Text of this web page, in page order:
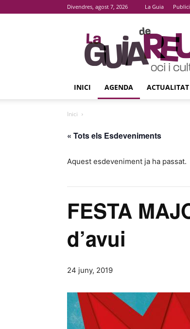
Divendres, agost 7, 2026 La Guia
La
Guia
De
Reus
INICI AGENDA ACTUALITAT
Inici
« Tots els Esdeveniments
Aquest esdeveniment ja ha passat.
FESTA
d’avui
24 juny, 2019